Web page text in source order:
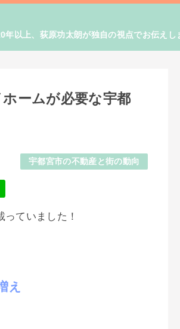
以上、荻原功太朗が独自の視点でお伝えし
ームが必要な宇都
宇都宮市の不動産と街の動向
ていました！
え